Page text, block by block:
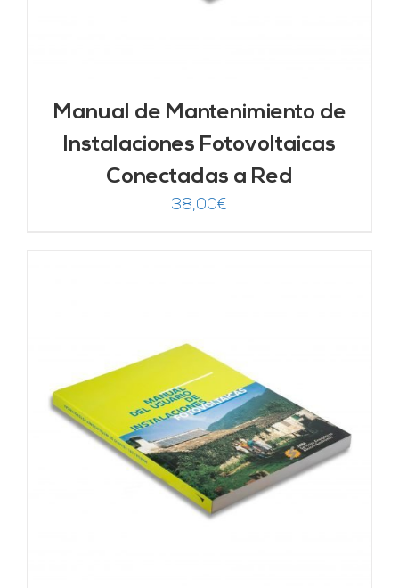
Manual de Mantenimiento de
Instalaciones Fotovoltaicas
Conectadas a Red
38,00€